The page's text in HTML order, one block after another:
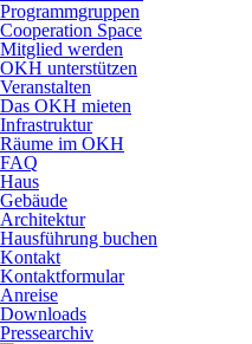
Programmgruppen
Cooperation Space
Mitglied werden
OKH unterstützen
Veranstalten
Das OKH mieten
Infrastruktur
Räume im OKH
FAQ
Haus
Gebäude
Architektur
Hausführung buchen
Kontakt
Kontaktformular
Anreise
Downloads
Pressearchiv